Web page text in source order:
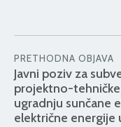
PRETHODNA OBJAVA
Javni poziv za
projektno-
ugradnju sunčane
električne energije